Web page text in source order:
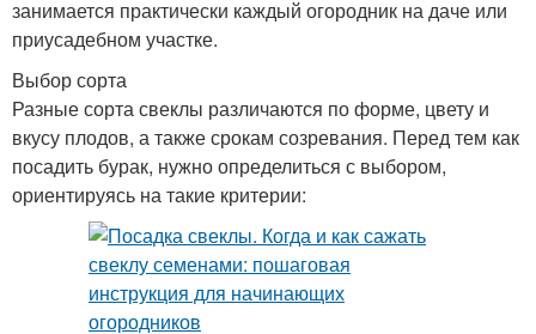
занимается практически каждый огородник на даче или
приусадебном участке.
Выбор сорта
Разные сорта свеклы различаются по форме, цвету и
вкусу плодов, а также срокам созревания. Перед тем как
посадить бурак, нужно определиться с выбором,
ориентируясь на такие критерии: